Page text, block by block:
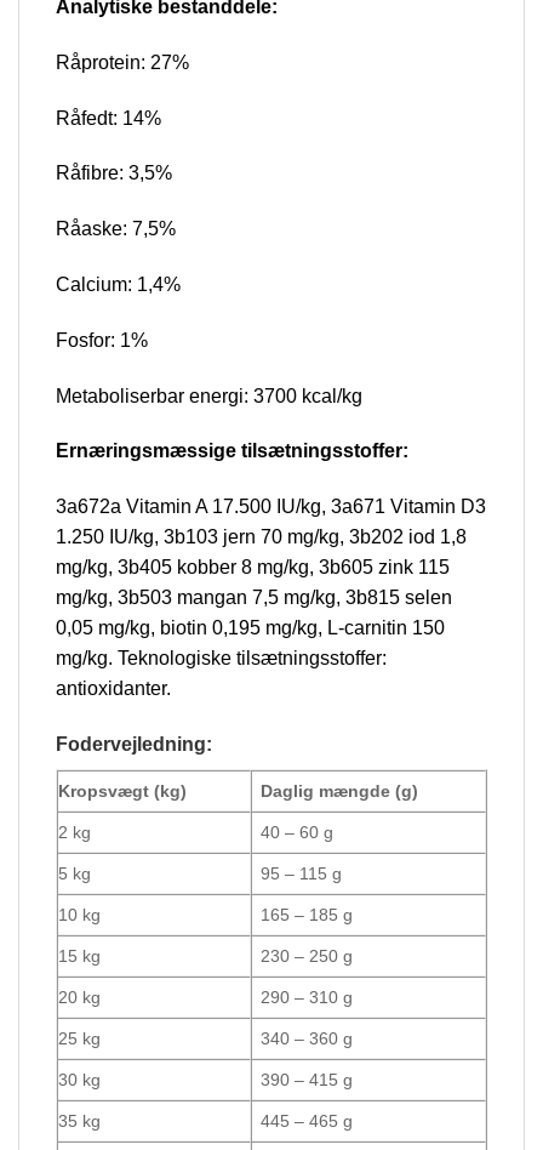
Analytiske bestanddele:
Råprotein: 27%
Råfedt: 14%
Råfibre: 3,5%
Råaske: 7,5%
Calcium: 1,4%
Fosfor: 1%
Metaboliserbar energi: 3700 kcal/kg
Ernæringsmæssige tilsætningsstoffer:
3a672a Vitamin A 17.500 IU/kg, 3a671 Vitamin D3
1.250 IU/kg, 3b103 jern 70 mg/kg, 3b202 iod 1,8
mg/kg, 3b405 kobber 8 mg/kg, 3b605 zink 115
mg/kg, 3b503 mangan 7,5 mg/kg, 3b815 selen
0,05 mg/kg, biotin 0,195 mg/kg, L-carnitin 150
mg/kg. Teknologiske tilsætningsstoffer:
antioxidanter.
Fodervejledning:
Kropsvægt (kg) Daglig mængde (g)
2 kg 40 – 60 g
5 kg 95 – 115 g
10 kg 165 – 185 g
15 kg 230 – 250 g
20 kg 290 – 310 g
25 kg 340 – 360 g
30 kg 390 – 415 g
35 kg 445 – 465 g